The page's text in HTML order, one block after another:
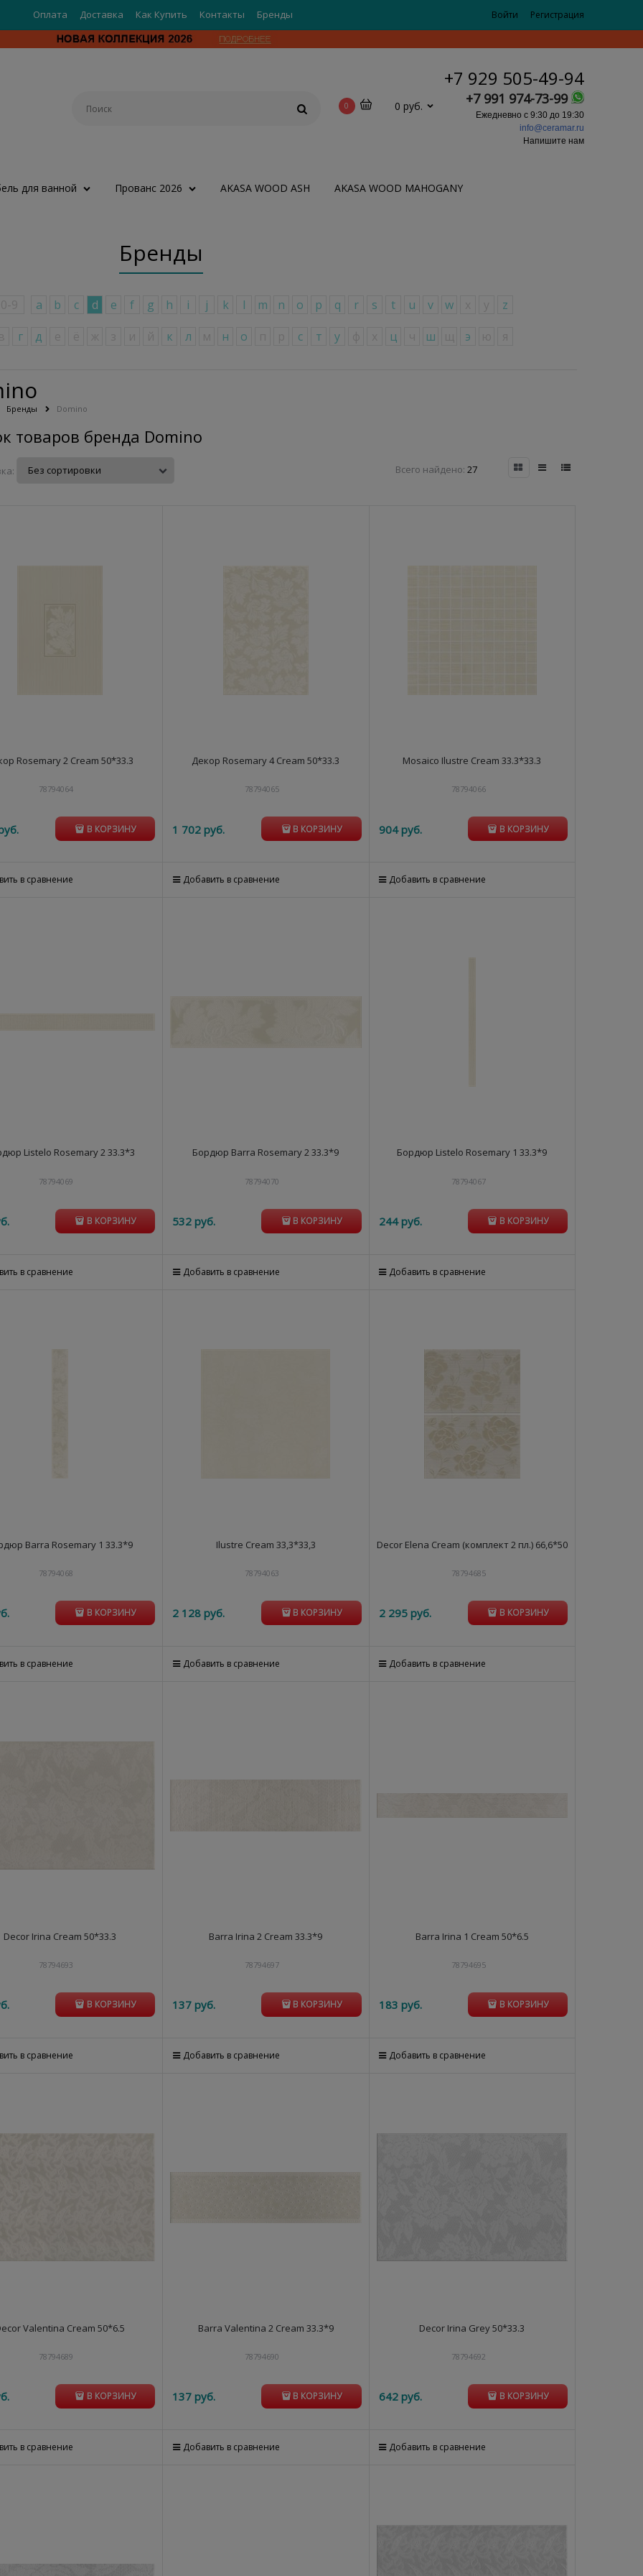
Оплата Доставка Как Купить Контакты Бренды Войти Регистрация
0 0 руб.
+7 929 505-49-94
+7 991 974-73-99
Ежедневно с 9:30 до 19:30
info@ceramar.ru
Напишите нам
для ванной Прованс 2026 AKASA WOOD ASH AKASA WOOD MAHOGANY
Бренды
a b c d e f g h i j k l m n o p q r s t u v w
z
г д к л н о с т у ц ш э
Бренды Domino
товаров бренда Domino
Всего найдено: 27
Rosemary 2 Cream 50*33.3
78794064
В КОРЗИНУ
в сравнение
Декор Rosemary 4 Cream 50*33.3
78794065
1 702 руб. В КОРЗИНУ
Добавить в сравнение
Mosaico Ilustre Cream 33.3*33.3
78794066
904 руб. В КОРЗИНУ
Добавить в сравнение
Listelo Rosemary 2 33.3*3
78794069
В КОРЗИНУ
в сравнение
Бордюр Barra Rosemary 2 33.3*9
78794070
532 руб. В КОРЗИНУ
Добавить в сравнение
Бордюр Listelo Rosemary 1 33.3*9
78794067
244 руб. В КОРЗИНУ
Добавить в сравнение
Barra Rosemary 1 33.3*9
78794068
В КОРЗИНУ
в сравнение
Ilustre Cream 33,3*33,3
78794063
2 128 руб. В КОРЗИНУ
Добавить в сравнение
Decor Elena Cream (комплект 2 пл.) 66,6*50
78794685
2 295 руб. В КОРЗИНУ
Добавить в сравнение
Decor Irina Cream 50*33.3
78794693
В КОРЗИНУ
в сравнение
Barra Irina 2 Cream 33.3*9
78794697
137 руб. В КОРЗИНУ
Добавить в сравнение
Barra Irina 1 Cream 50*6.5
78794695
183 руб. В КОРЗИНУ
Добавить в сравнение
Valentina Cream 50*6.5
78794689
В КОРЗИНУ
в сравнение
Barra Valentina 2 Cream 33.3*9
78794690
137 руб. В КОРЗИНУ
Добавить в сравнение
Decor Irina Grey 50*33.3
78794692
642 руб. В КОРЗИНУ
Добавить в сравнение